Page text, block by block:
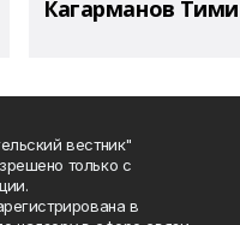
Кагарманов
вестник"
только с
в